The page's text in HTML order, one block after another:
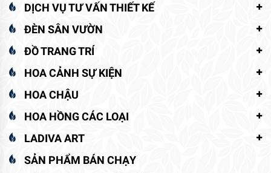
DỊCH VỤ TƯ VẤN THIẾT KẾ
ĐÈN SÂN VƯỜN
ĐỒ TRANG TRÍ
HOA CẢNH SỰ KIỆN
HOA CHẬU
HOA HỒNG CÁC LOẠI
LADIVA ART
SẢN PHẨM BÁN CHẠY